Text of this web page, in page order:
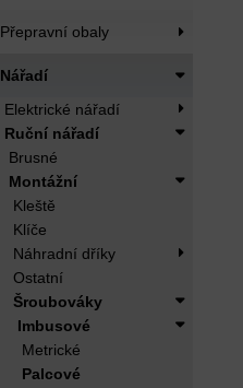
Přepravní obaly
Nářadí
Elektrické nářadí
Ruční nářadí
Brusné
Montážní
Kleště
Klíče
Náhradní dříky
Ostatní
Šroubováky
Imbusové
Metrické
Palcové